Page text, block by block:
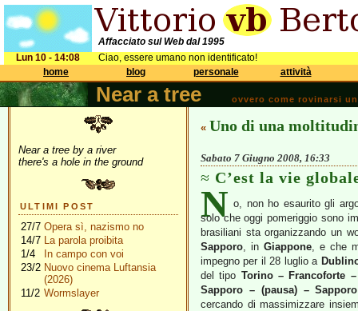
Affacciato sul Web dal 1995
Lun 10 - 14:08
Ciao, essere umano non identificato!
home
blog personale attività
Near a tree ovvero come rovinarsi
Near a tree by a river
there's a hole in the ground
ULTIMI POST
27/7 Opera sì, nazismo no
14/7 La parola proibita
1/4
In campo con voi
23/2 Nuovo cinema Luftansia
(2026)
11/2 Wormslayer
« Uno di una
Sabato 7 Giugno 2008, 16:33
C’est la vie
N o, non ho esaurito gli
solo che oggi pomeriggio sono
brasiliani sta organizzando un
Sapporo, in Giappone, e che
impegno per il 28 luglio a
del tipo Torino – Francoforte
Sapporo – (pausa) –
cercando di massimizzare